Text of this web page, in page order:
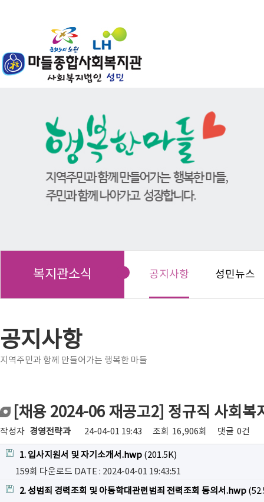
복지관소식 공지사항 성민뉴스
공지사항
지역주민과 함께 만들어가는 행복한 마들
[채용 2024-06 재공고2] 정규직 사회복
작성자 경영전략과 24-04-01 19:43 조회 16,906회 댓글 0건
1. 입사지원서 및 자기소개서.hwp (201.5K)
159회 다운로드 DATE : 2024-04-01 19:43:51
2. 성범죄 경력조회 및 아동학대관련범죄 전력조회 동의서.hwp